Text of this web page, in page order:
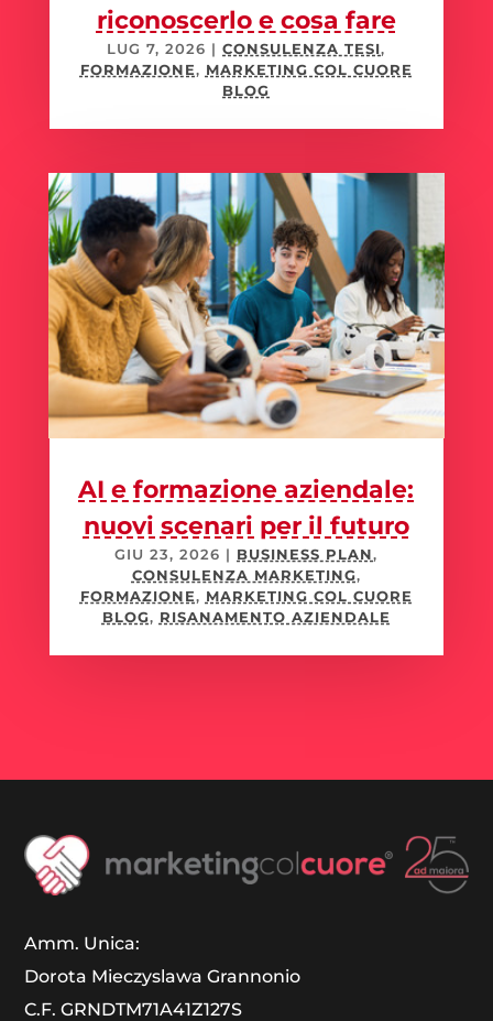
riconoscerlo e cosa fare
LUG 7, 2026 |CONSULENZA TESI,
FORMAZIONE, MARKETING COL CUORE
BLOG
AI e formazione aziendale:
nuovi scenari per il futuro
GIU 23, 2026 | BUSINESS PLAN,
CONSULENZA MARKETING,
FORMAZIONE, MARKETING COL CUORE
BLOG, RISANAMENTO AZIENDALE
Amm. Unica:
Dorota Mieczyslawa Grannonio
C.F. GRNDTM71A41Z127S